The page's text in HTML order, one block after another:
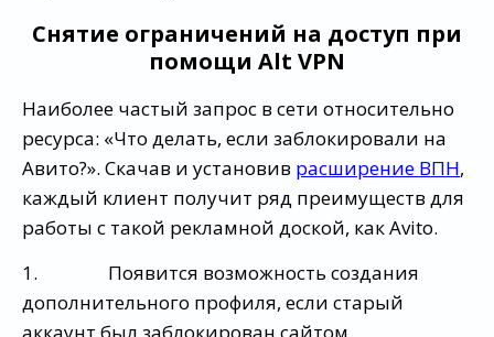
Снятие ограничений на доступ при
помощи Alt VPN
Наиболее частый запрос в сети относительно
ресурса: «Что делать, если заблокировали на
Авито?». Скачав и установив расширение ВПН,
каждый клиент получит ряд преимуществ для
работы с такой рекламной доской, как Avito.
1. Появится возможность создания
дополнительного профиля, если старый